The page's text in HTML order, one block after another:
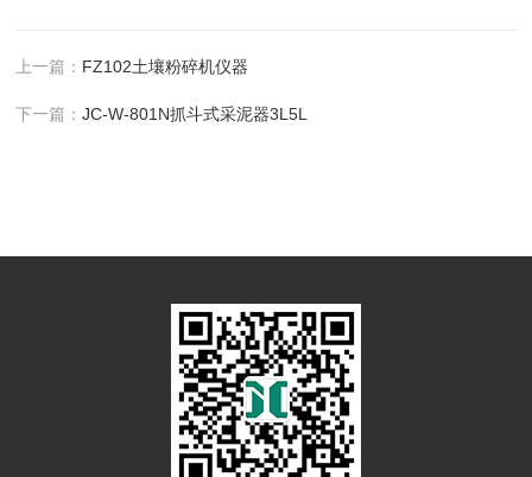
上一篇： FZ102土壤粉碎机仪器
下一篇：JC-W-801N抓斗式采泥器3L5L